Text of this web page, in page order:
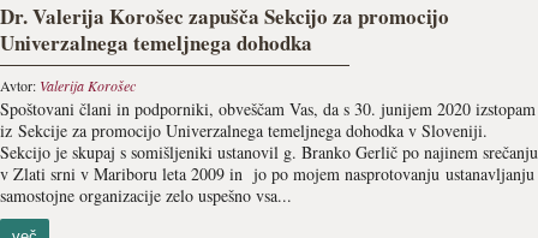
Dr. Valerija Korošec zapušča Sekcijo za promocijo
Univerzalnega temeljnega dohodka
Avtor: Valerija Korošec
Spoštovani člani in podporniki, obveščam Vas, da s 30. junijem 2020 izstopam
iz Sekcije za promocijo Univerzalnega temeljnega dohodka v Sloveniji.
Sekcijo je skupaj s somišljeniki ustanovil g. Branko Gerlič po najinem srečanju
v Zlati srni v Mariboru leta 2009 in jo po mojem nasprotovanju ustanavljanju
samostojne organizacije zelo uspešno vsa...